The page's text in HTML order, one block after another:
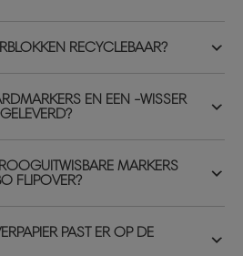
RECYCLEBAAR?
EN EEN -WISSER
MARKERS
FLIPOVER?
PAST ER OP DE